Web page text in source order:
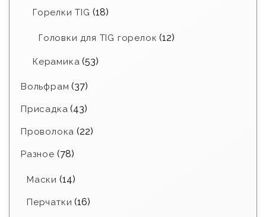
Горелки TIG (18)
Головки для TIG горелок (12)
Керамика (53)
Вольфрам (37)
Присадка (43)
Проволока (22)
Разное (78)
Маски (14)
Перчатки (16)